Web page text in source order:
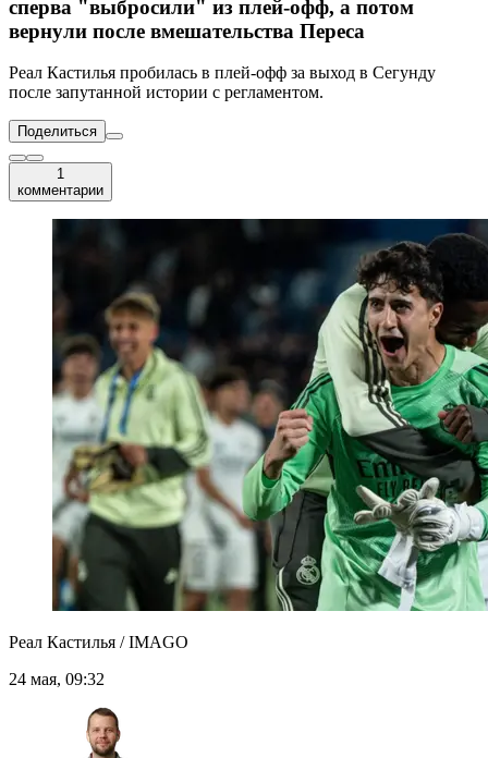
сперва "выбросили" из плей-офф, а потом
вернули после вмешательства Переса
Реал Кастилья пробилась в плей-офф за выход в Сегунду
после запутанной истории с регламентом.
Поделиться
1
комментарии
Реал Кастилья / IMAGO
24 мая, 09:32